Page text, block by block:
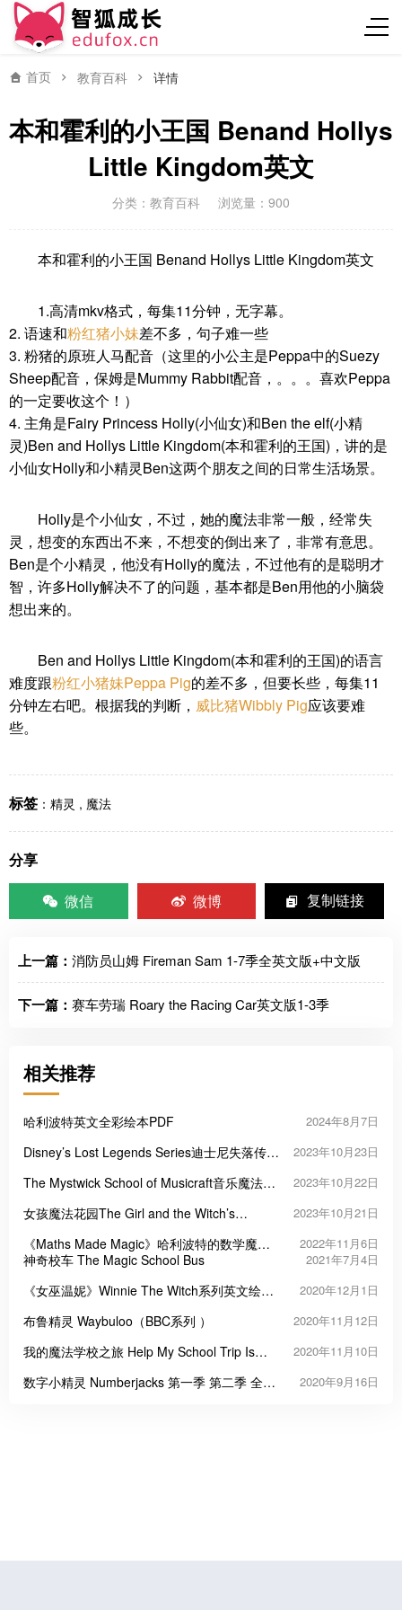
首页 教育百科 详情
本和霍利的小王国 Benand Hollys
Little Kingdom英文
分类： 教育百科 浏览量：900
本和霍利的小王国 Benand Hollys Little Kingdom英文
1.高清mkv格式，每集11分钟，无字幕。
2. 语速和粉红猪小妹差不多，句子难一些
3. 粉猪的原班人马配音（这里的小公主是Peppa中的Suezy
Sheep配音，保姆是Mummy Rabbit配音，。。。喜欢Peppa
的一定要收这个！）
4. 主角是Fairy Princess Holly(小仙女)和Ben the elf(小精
灵)Ben and Hollys Little Kingdom(本和霍利的王国)，讲的是
小仙女Holly和小精灵Ben这两个朋友之间的日常生活场景。
Holly是个小仙女，不过，她的魔法非常一般，经常失
灵，想变的东西出不来，不想变的倒出来了，非常有意思。
Ben是个小精灵，他没有Holly的魔法，不过他有的是聪明才
智，许多Holly解决不了的问题，基本都是Ben用他的小脑袋
想出来的。
Ben and Hollys Little Kingdom(本和霍利的王国)的语言
难度跟粉红小猪妹Peppa Pig的差不多，但要长些，每集11
分钟左右吧。根据我的判断， 威比猪Wibbly Pig应该要难
些。
标签 ： 精灵 , 魔法
分享
微信
微博 复制链接
上一篇： 消防员山姆 Fireman Sam 1-7季全英文版+中文版
下一篇： 赛车劳瑞 Roary the Racing Car英文版1-3季
相关推荐
哈利波特英文全彩绘本PDF 2024年8月7日
Disney’s Lost Legends Series迪士尼失落传奇
2023年10月23日
The Mystwick School of Musicraft音乐魔法学
2023年10月22日
女孩魔法花园The Girl and the Witch’s
2023年10月21日
《Maths Made Magic》哈利波特的数学魔法
书PDF
2022年11月6日
神奇校车 The Magic School Bus 2021年7月4日
《女巫温妮》Winnie The Witch系列英文绘本
2020年12月1日
布鲁精灵 Waybuloo（BBC系列 ） 2020年11月12日
我的魔法学校之旅 Help My School Trip Is
2020年11月10日
数字小精灵 Numberjacks 第一季 第二季 全67
2020年9月16日